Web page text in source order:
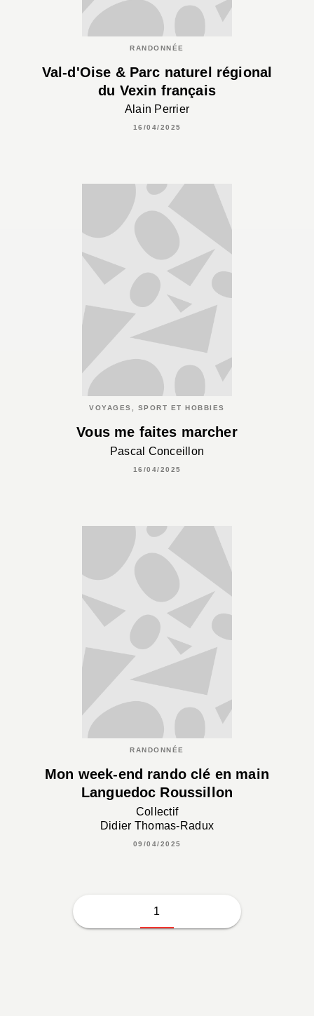
RANDONNÉE
Val-d'Oise & Parc naturel régional
du Vexin français
Alain Perrier
16/04/2025
VOYAGES, SPORT ET HOBBIES
Vous me faites marcher
Pascal Conceillon
16/04/2025
RANDONNÉE
Mon week-end rando clé en main
Languedoc Roussillon
Collectif
Didier Thomas-Radux
09/04/2025
1